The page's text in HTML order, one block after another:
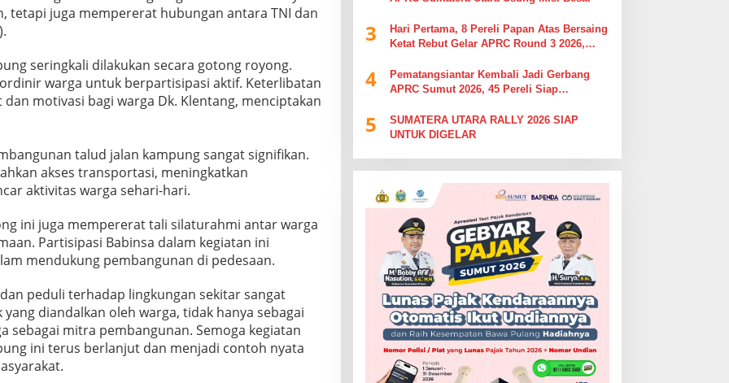
tetapi juga mempererat hubungan antara TNI dan
seringkali dilakukan secara gotong royong.
warga untuk berpartisipasi aktif. Keterlibatan
motivasi bagi warga Dk. Klentang, menciptakan
talud jalan kampung sangat signifikan.
akses transportasi, meningkatkan
aktivitas warga sehari-hari.
ini juga mempererat tali silaturahmi antar warga
Partisipasi Babinsa dalam kegiatan ini
mendukung pembangunan di pedesaan.
peduli terhadap lingkungan sekitar sangat
diandalkan oleh warga, tidak hanya sebagai
sebagai mitra pembangunan. Semoga kegiatan
ini terus berlanjut dan menjadi contoh nyata
3
Hari Pertama, 8 Pereli Papan Atas Bersaing
Ketat Rebut Gelar APRC Round 3 2026,
4
Pematangsiantar Kembali Jadi Gerbang
APRC Sumut 2026, 45 Pereli Siap
Kabupaten Simalungun
5
SUMATERA UTARA RALLY 2026 SIAP
UNTUK DIGELAR